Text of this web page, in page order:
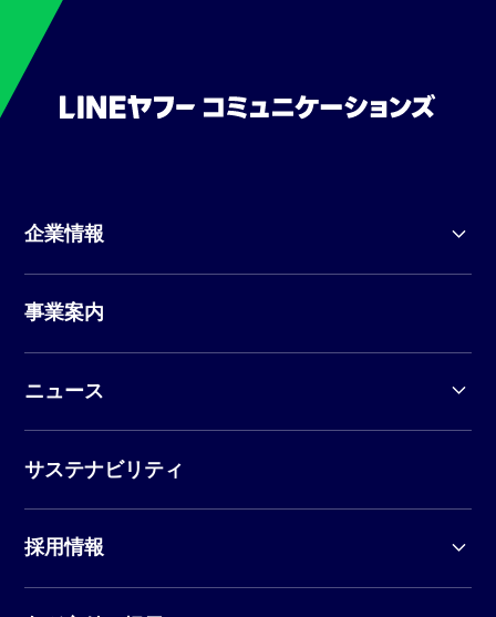
企業情報
事業案内
ニュース
サステナビリティ
採用情報